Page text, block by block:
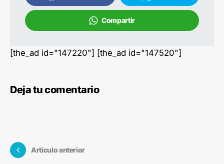
Compartir
[the_ad id="147220"] [the_ad id="147520"]
Deja tu comentario
Artículo anterior